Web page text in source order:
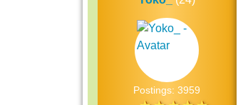
Postings: 3959